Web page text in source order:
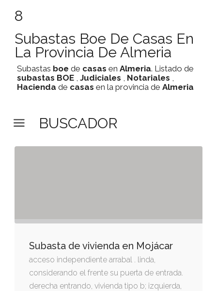
8
Subastas Boe De Casas En
La Provincia De Almeria
Subastas boe de casas en Almeria. Listado de
subastas BOE , Judiciales , Notariales ,
Hacienda de casas en la provincia de Almeria
BUSCADOR
Subasta de vivienda en Mojácar
acceso independiente arrabal . linda,
considerando el frente su puerta de entrada.
derecha entrando, vivienda tipo b; izquierda,